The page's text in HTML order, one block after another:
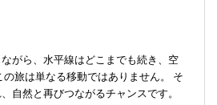
がら、水平線はどこまでも続き、空
の旅は単なる移動ではありません。 そ
自然と再びつながるチャンスです。